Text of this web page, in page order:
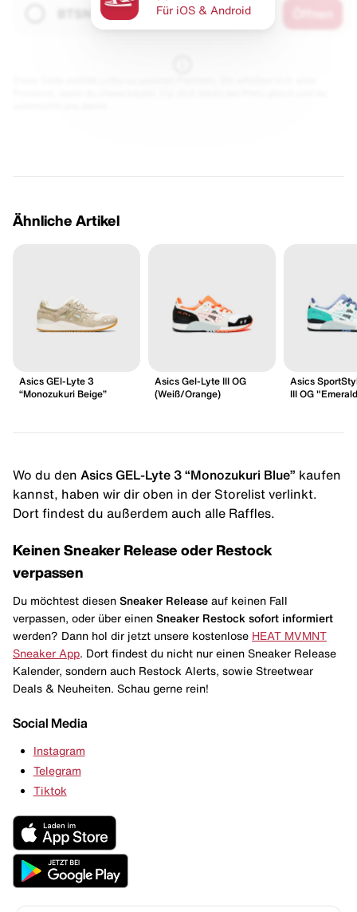
Für iOS & Android
Ähnliche Artikel
Asics GEl-Lyte 3
“Monozukuri Beige”
Asics Gel-Lyte III OG
(Weiß/Orange)
Asics
III OG
Wo du den Asics GEL-Lyte 3 “Monozukuri Blue” kaufen
kannst, haben wir dir oben in der Storelist verlinkt.
Dort findest du außerdem auch alle Raffles.
Keinen Sneaker Release oder Restock
verpassen
Du möchtest diesen Sneaker Release auf keinen Fall
verpassen, oder über einen Sneaker Restock sofort informiert
werden? Dann hol dir jetzt unsere kostenlose HEAT MVMNT
Sneaker App . Dort findest du nicht nur einen Sneaker Release
Kalender, sondern auch Restock Alerts, sowie Streetwear
Deals & Neuheiten. Schau gerne rein!
Social Media
Instagram
Telegram
Tiktok